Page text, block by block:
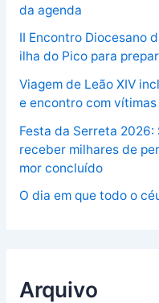
da agenda
II Encontro Diocesano
ilha do Pico para
Viagem de Leão XIV
e encontro com
Festa da Serreta
receber milhares de
mor concluído
O dia em que todo o
Arquivo